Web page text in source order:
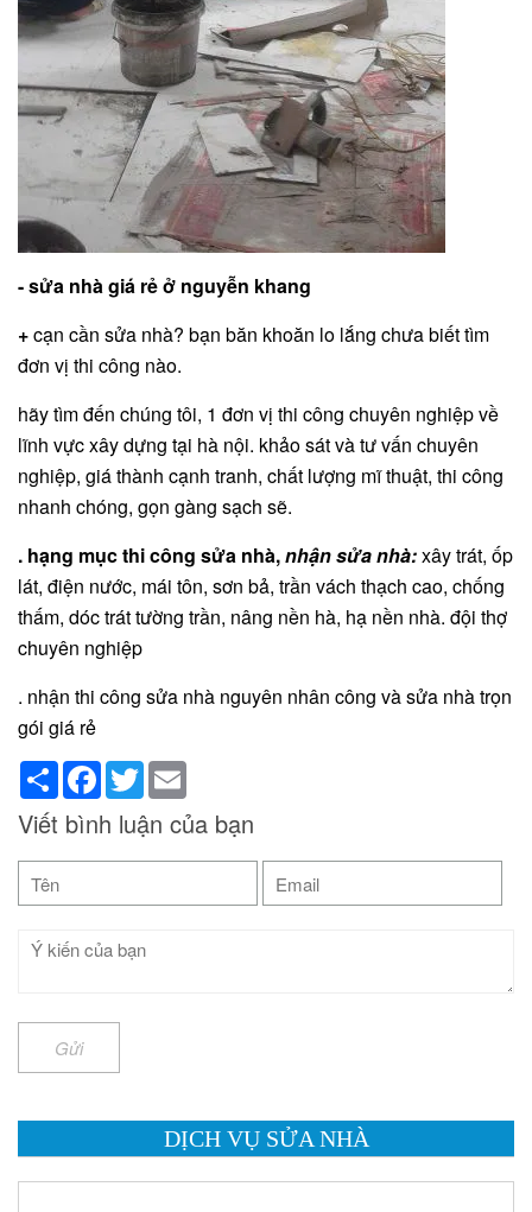
- sửa nhà giá rẻ ở nguyễn khang
+cạn cần sửa nhà? bạn băn khoăn lo lắng chưa biết tìm
đơn vị thi công nào.
hãy tìm đến chúng tôi, 1 đơn vị thi công chuyên nghiệp về
lĩnh vực xây dựng tại hà nội. khảo sát và tư vấn chuyên
nghiệp, giá thành cạnh tranh, chất lượng mĩ thuật, thi công
nhanh chóng, gọn gàng sạch sẽ.
. hạng mục thi công sửa nhà,nhận sửa nhà:xây trát, ốp
lát, điện nước, mái tôn, sơn bả, trần vách thạch cao, chống
thấm, dóc trát tường trần, nâng nền hà, hạ nền nhà. đội thợ
chuyên nghiệp
. nhận thi công sửa nhà nguyên nhân công và sửa nhà trọn
gói giá rẻ
ShareFacebook
Twitter
Viết bình luận của bạn
Gửi
DỊCH VỤ SỬA NHÀ